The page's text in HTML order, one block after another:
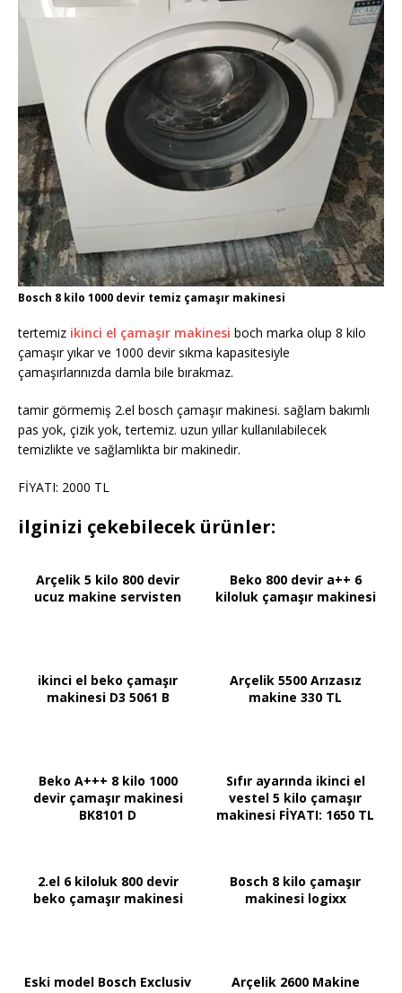
Bosch 8 kilo 1000 devir temiz çamaşır makinesi
tertemiz ikinci el çamaşır makinesi boch marka olup 8 kilo
çamaşır yıkar ve 1000 devir sıkma kapasitesiyle
çamaşırlarınızda damla bile bırakmaz.
tamir görmemiş 2.el bosch çamaşır makinesi. sağlam bakımlı
pas yok, çizik yok, tertemiz. uzun yıllar kullanılabilecek
temizlikte ve sağlamlıkta bir makinedir.
FİYATI: 2000 TL
ilginizi çekebilecek ürünler:
Arçelik 5 kilo 800 devir
ucuz makine servisten
Beko 800 devir a++ 6
kiloluk çamaşır makinesi
ikinci el beko çamaşır
makinesi D3 5061 B
Arçelik 5500 Arızasız
makine 330 TL
Beko A+++ 8 kilo 1000
devir çamaşır makinesi
BK8101 D
Sıfır ayarında ikinci el
vestel 5 kilo çamaşır
makinesi FİYATI: 1650 TL
2.el 6 kiloluk 800 devir
beko çamaşır makinesi
Bosch 8 kilo çamaşır
makinesi logixx
Eski model Bosch Exclusiv
Arçelik 2600 Makine